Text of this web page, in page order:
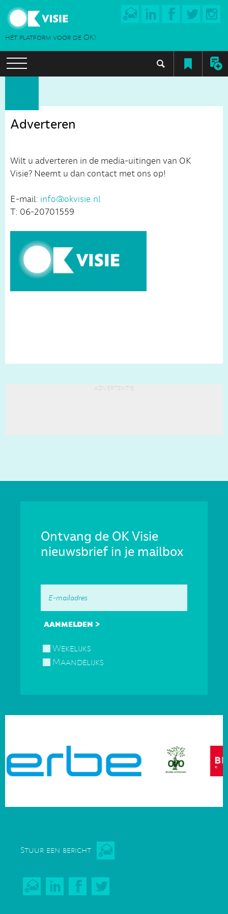
hét platform voor de OK!
Adverteren
Wilt u adverteren in de media-uitingen van OK
Visie? Neemt u dan contact met ons op!
E-mail: info@okvisie.nl
T: 06-20701559
advertentie
Ontvang de OK Visie
nieuwsbrief in je mailbox
Wekelijks
Maandelijks
Stuur een bericht